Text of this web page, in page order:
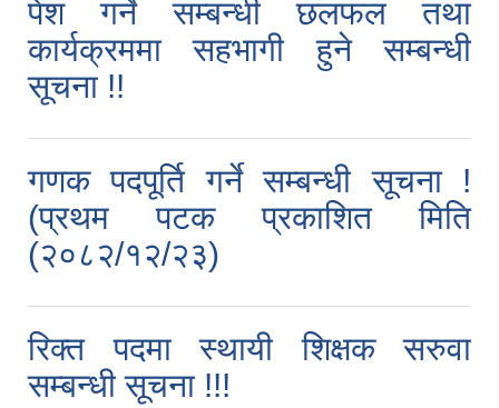
पेश गर्ने सम्बन्धी छलफल तथा
कार्यक्रममा सहभागी हुने सम्बन्धी
सूचना !!
गणक पदपूर्ति गर्ने सम्बन्धी सूचना !
(प्रथम पटक प्रकाशित मिति
(२०८२/१२/२३)
रिक्त पदमा स्थायी शिक्षक सरुवा
सम्बन्धी सूचना !!!